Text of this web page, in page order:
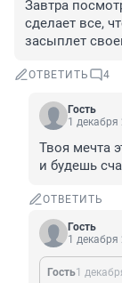
Завтра
сделает все,
засыплет
ОТВЕТИТЬ 4
Гость
1 декабря
Твоя мечта
и будешь
ОТВЕТИТЬ
Гость
1 декабря
Гость1